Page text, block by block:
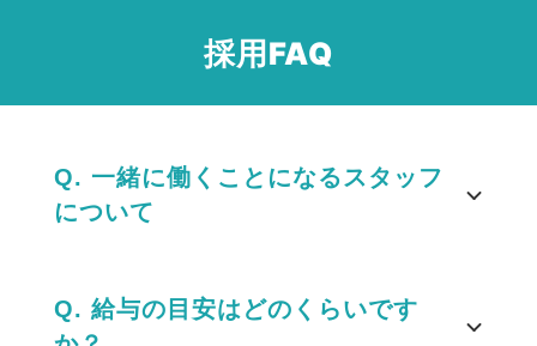
採用FAQ
Q. 一緒に働くことになるスタッフ
について
Q. 給与の目安はどのくらいです